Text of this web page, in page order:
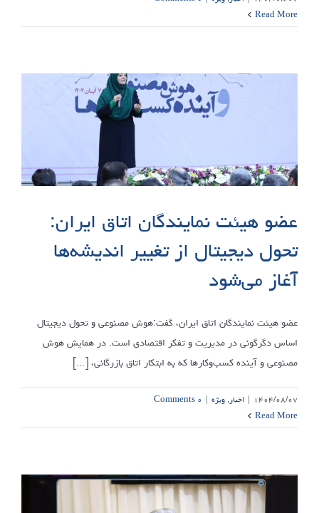
Read More
عضو هیئت نمایندگان اتاق ایران:
تحول دیجیتال از تغییر اندیشه‌ها
آغاز می‌شود
عضو هیئت نمایندگان اتاق ایران، گفت:هوش مصنوعی و تحول دیجیتال
اساس دگرگونی در مدیریت و تفکر اقتصادی است. در همایش هوش
مصنوعی و آینده کسب‌وکارها که به ابتکار اتاق بازرگانی، [...]
۱۴۰۴/۰۸/۰۷ | اخبار,ویژه | ۰ Comments
Read More